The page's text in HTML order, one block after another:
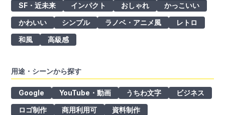
SF・近未来 インパクト おしゃれ
かっこいい
かわいい
シンプル ラノベ・アニメ風
レトロ
和風
高級感
用途・シーンから探す
Google YouTube・動画 うちわ文字
ビジネス
ロゴ制作
商用利用可 資料制作